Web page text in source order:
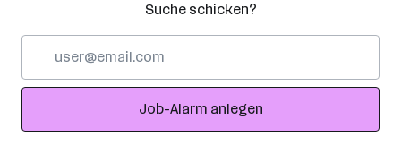
Suche schicken?
Adresse
Job-Alarm anlegen